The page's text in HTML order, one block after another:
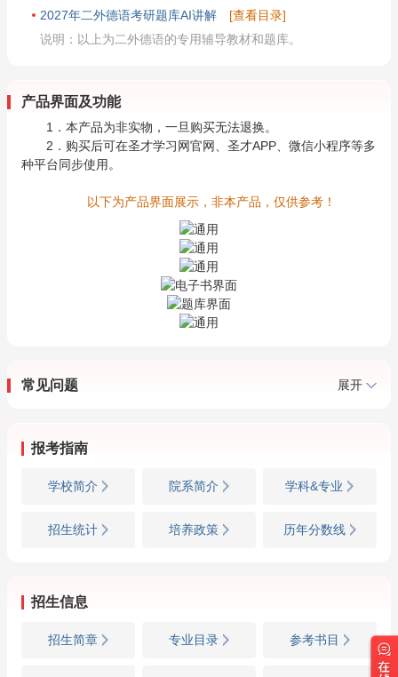
2027年二外德语考研题库AI讲解
[查看目录]
说明：以上为二外德语的专用辅导教材和题库。
产品界面及功能
1．本产品为非实物，一旦购买无法退换。
2．购买后可在圣才学习网官网、圣才APP、微信小程序等多
种平台同步使用。
以下为产品界面展示，非本产品，仅供参考！
常见问题 展开
报考指南
学校简介 院系简介 学科&专业
招生统计 培养政策 历年分数线
招生信息
招生简章 专业目录 参考书目